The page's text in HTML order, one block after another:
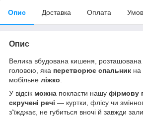
Опис Доставка Оплата
Опис
Велика вбудована кишеня, розташована
головою, яка перетворює спальник на
мобільне ліжко
У відсік можна покласти нашу фірмову
скручені речі — куртки, флісу чи
з’їжджає, не губиться вночі й завжди